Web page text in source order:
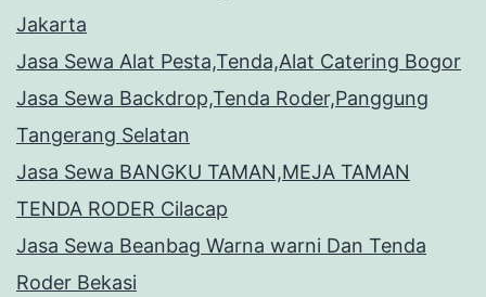
Jakarta
Jasa Sewa Alat Pesta,Tenda,Alat Catering Bogor
Jasa Sewa Backdrop,Tenda Roder,Panggung
Tangerang Selatan
Jasa Sewa BANGKU TAMAN,MEJA TAMAN
TENDA RODER Cilacap
Jasa Sewa Beanbag Warna warni Dan Tenda
Roder Bekasi